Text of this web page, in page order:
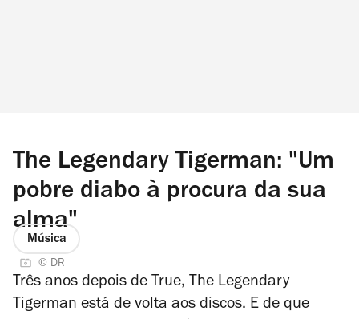
The Legendary Tigerman: "Um
pobre diabo à procura da sua
alma"
Música
© DR
Três anos depois de True, The Legendary
Tigerman está de volta aos discos. E de que